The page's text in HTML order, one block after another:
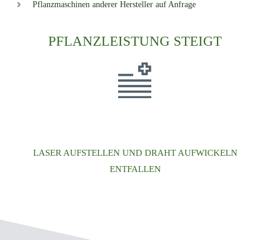
Pflanzmaschinen anderer Hersteller auf Anfrage
PFLANZLEISTUNG STEIGT
LASER AUFSTELLEN UND DRAHT AUFWICKELN
ENTFALLEN